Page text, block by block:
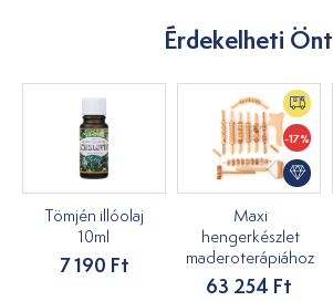
Érdekelheti Önt
Tömjén illóolaj
10ml
7 190 Ft
-17%
Maxi
hengerkészlet
maderoterápiához
63 254 Ft